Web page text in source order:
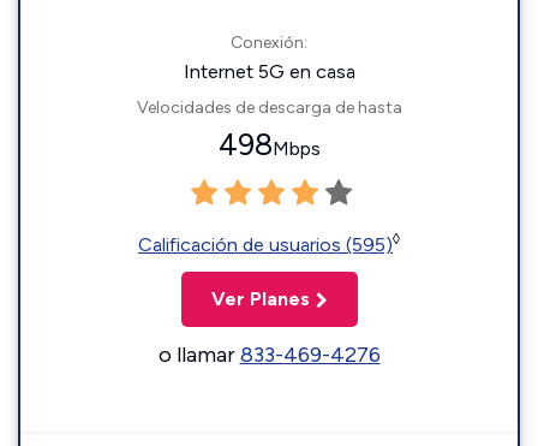
Conexión:
Internet 5G en casa
Velocidades de descarga de hasta
498Mbps
Calificación de usuarios (595)◊
Ver Planes
o llamar833-469-4276